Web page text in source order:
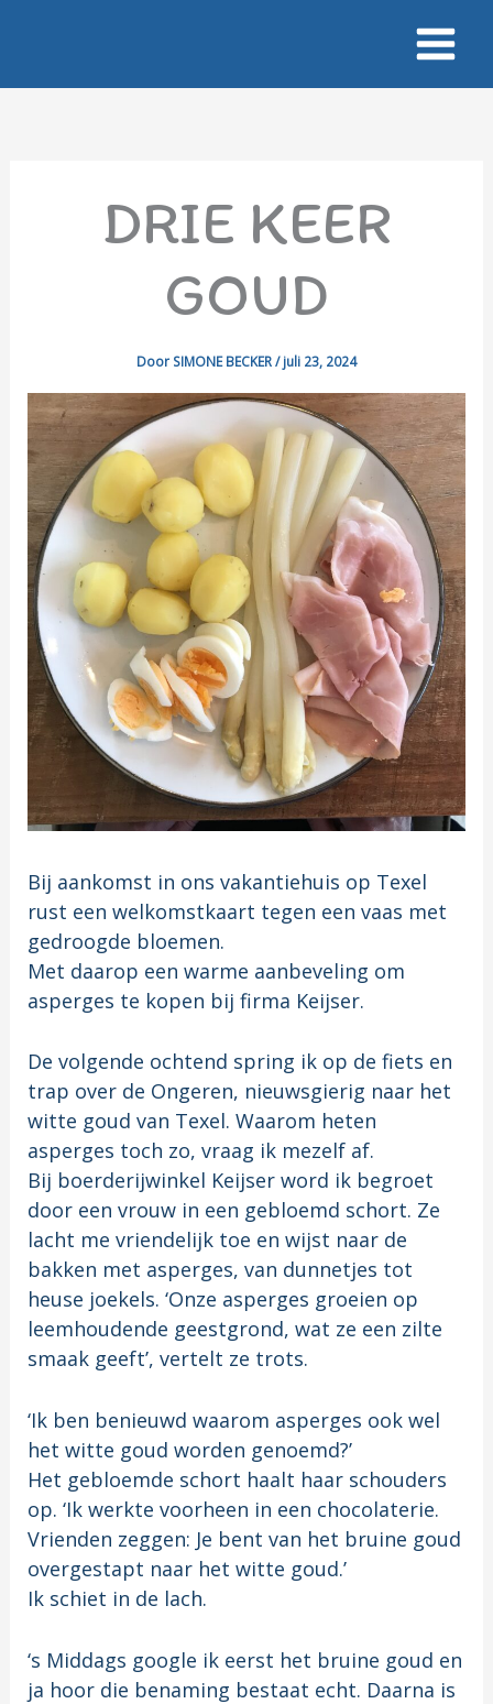
DRIE KEER
GOUD
Door SIMONE BECKER/juli 23, 2024
Bij aankomst in ons vakantiehuis op Texel
rust een welkomstkaart tegen een vaas met
gedroogde bloemen.
Met daarop een warme aanbeveling om
asperges te kopen bij firma Keijser.
De volgende ochtend spring ik op de fiets en
trap over de Ongeren, nieuwsgierig naar het
witte goud van Texel. Waarom heten
asperges toch zo, vraag ik mezelf af.
Bij boerderijwinkel Keijser word ik begroet
door een vrouw in een gebloemd schort. Ze
lacht me vriendelijk toe en wijst naar de
bakken met asperges, van dunnetjes tot
heuse joekels. ‘Onze asperges groeien op
leemhoudende geestgrond, wat ze een zilte
smaak geeft’, vertelt ze trots.
‘Ik ben benieuwd waarom asperges ook wel
het witte goud worden genoemd?’
Het gebloemde schort haalt haar schouders
op. ‘Ik werkte voorheen in een chocolaterie.
Vrienden zeggen: Je bent van het bruine goud
overgestapt naar het witte goud.’
Ik schiet in de lach.
‘s Middags google ik eerst het bruine goud en
ja hoor die benaming bestaat echt. Daarna is